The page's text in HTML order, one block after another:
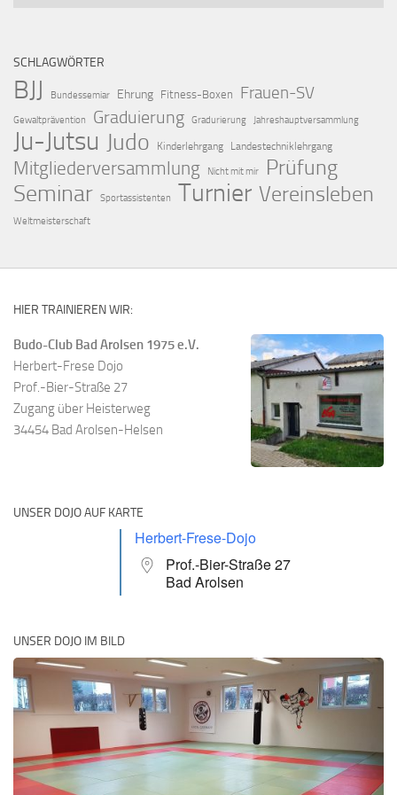
SCHLAGWÖRTER
BJJ Bundessemiar Ehrung Fitness-Boxen Frauen-SV
Gewaltprävention Graduierung Gradurierung Jahreshauptversammlung
Ju-Jutsu Judo Kinderlehrgang Landestechniklehrgang
Mitgliederversammlung Nicht mit mir Prüfung
Seminar Sportassistenten Turnier Vereinsleben
Weltmeisterschaft
HIER TRAINIEREN WIR:
Budo-Club Bad Arolsen 1975 e.V.
Herbert-Frese Dojo
Prof.-Bier-Straße 27
Zugang über Heisterweg
34454 Bad Arolsen-Helsen
UNSER DOJO AUF KARTE
Herbert-Frese-Dojo
Prof.-Bier-Straße 27
Bad Arolsen
UNSER DOJO IM BILD